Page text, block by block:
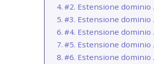
#2. Estensione dominio
#3. Estensione dominio
#4. Estensione
#5. Estensione dominio
#6. Estensione dominio